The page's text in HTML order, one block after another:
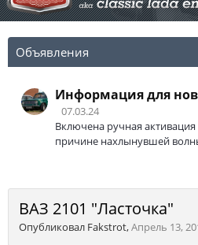
Объявления
Информация для
07.03.24
Включена ручная
причине нахлынувшей
ВАЗ 2101 "Ласточка"
Опубликовал Fakstrot,Апрель 13,